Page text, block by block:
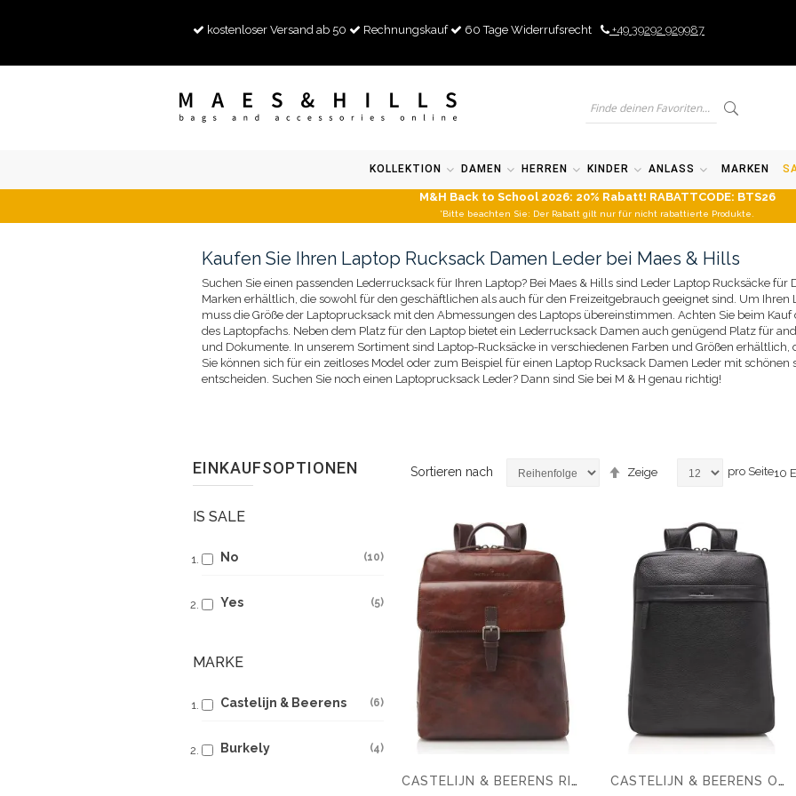
kostenloser Versand ab 50 Rechnungskauf 60 Tage Widerrufsrecht +49 39292 929987
KOLLEKTION DAMEN HERREN KINDER ANLASS MARKEN
M&H Back to School 2026: 20% Rabatt! RABATTCODE: BTS26
*Bitte beachten Sie: Der Rabatt gilt nur für nicht rabattierte Produkte.
Kaufen Sie Ihren Laptop Rucksack Damen Leder bei Maes & Hills
Suchen Sie einen passenden Lederrucksack für Ihren Laptop? Bei Maes & Hills sind Leder Laptop Rucksäcke für
Marken erhältlich, die sowohl für den geschäftlichen als auch für den Freizeitgebrauch geeignet sind. Um Ihren
muss die Größe der Laptoprucksack mit den Abmessungen des Laptops übereinstimmen. Achten Sie beim Kauf
des Laptopfachs. Neben dem Platz für den Laptop bietet ein Lederrucksack Damen auch genügend Platz für
und Dokumente. In unserem Sortiment sind Laptop-Rucksäcke in verschiedenen Farben und Größen
Sie können sich für ein zeitloses Model oder zum Beispiel für einen Laptop Rucksack Damen Leder mit
entscheiden. Suchen Sie noch einen Laptoprucksack Leder? Dann sind Sie bei M & H genau richtig!
Sortieren nach
Absteigend
sortieren
Zeige pro Seite10
CASTELIJN & BEERENS RIEN LAPTOP RUCKSACK 15.6'' + TABLET RFID CASTELIJN & BEERENS ONYX BRAVO LAPTOP RUCKSACK 15,6 RFID
EINKAUFSOPTIONEN
IS SALE
No 10
Yes 5
MARKE
Castelijn & Beerens 6
Burkely 4